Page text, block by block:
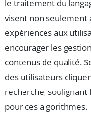
le traitement du
visent non
expériences aux
encourager les
contenus de qualité.
des utilisateurs
recherche, soulignant
pour ces algorithmes.